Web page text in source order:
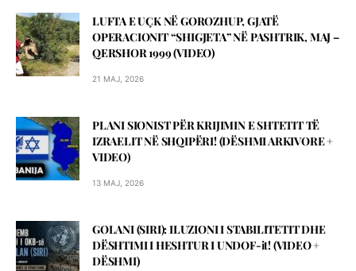
LUFTA E UÇK NË GOROZHUP, GJATË
OPERACIONIT “SHIGJETA” NË PASHTRIK, MAJ –
QERSHOR 1999 (VIDEO)
21 MAJ, 2026
PLANI SIONIST PËR KRIJIMIN E SHTETIT TË
IZRAELIT NË SHQIPËRI! (DЁSHMI ARKIVORE +
VIDEO)
13 MAJ, 2026
GOLANI (SIRI): ILUZIONI I STABILITETIT DHE
DËSHTIMI I HESHTUR I UNDOF-it! (VIDEO +
DЁSHMI)